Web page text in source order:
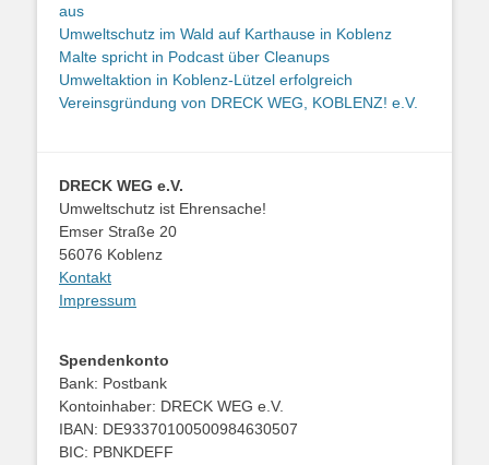
aus
Umweltschutz im Wald auf Karthause in Koblenz
Malte spricht in Podcast über Cleanups
Umweltaktion in Koblenz-Lützel erfolgreich
Vereinsgründung von DRECK WEG, KOBLENZ! e.V.
DRECK WEG e.V.
Umweltschutz ist Ehrensache!
Emser Straße 20
56076 Koblenz
Kontakt
Impressum
Spendenkonto
Bank: Postbank
Kontoinhaber: DRECK WEG e.V.
IBAN: DE93370100500984630507
BIC: PBNKDEFF